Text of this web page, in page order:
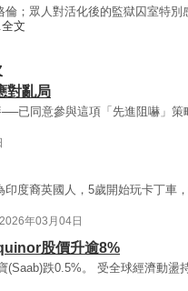
倫；眾人對活化後的監獄囚室特別
全文
對亂局
已同意參與這項「先進阻嚇」策
印度裔英國人，5歲開始玩卡丁車
2026年03月04日
股價升逾8%
(Saab)跌0.5%。 受全球經濟動盪